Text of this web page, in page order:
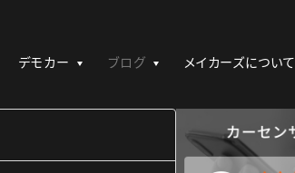
デモカー ブログ メイカーズについて